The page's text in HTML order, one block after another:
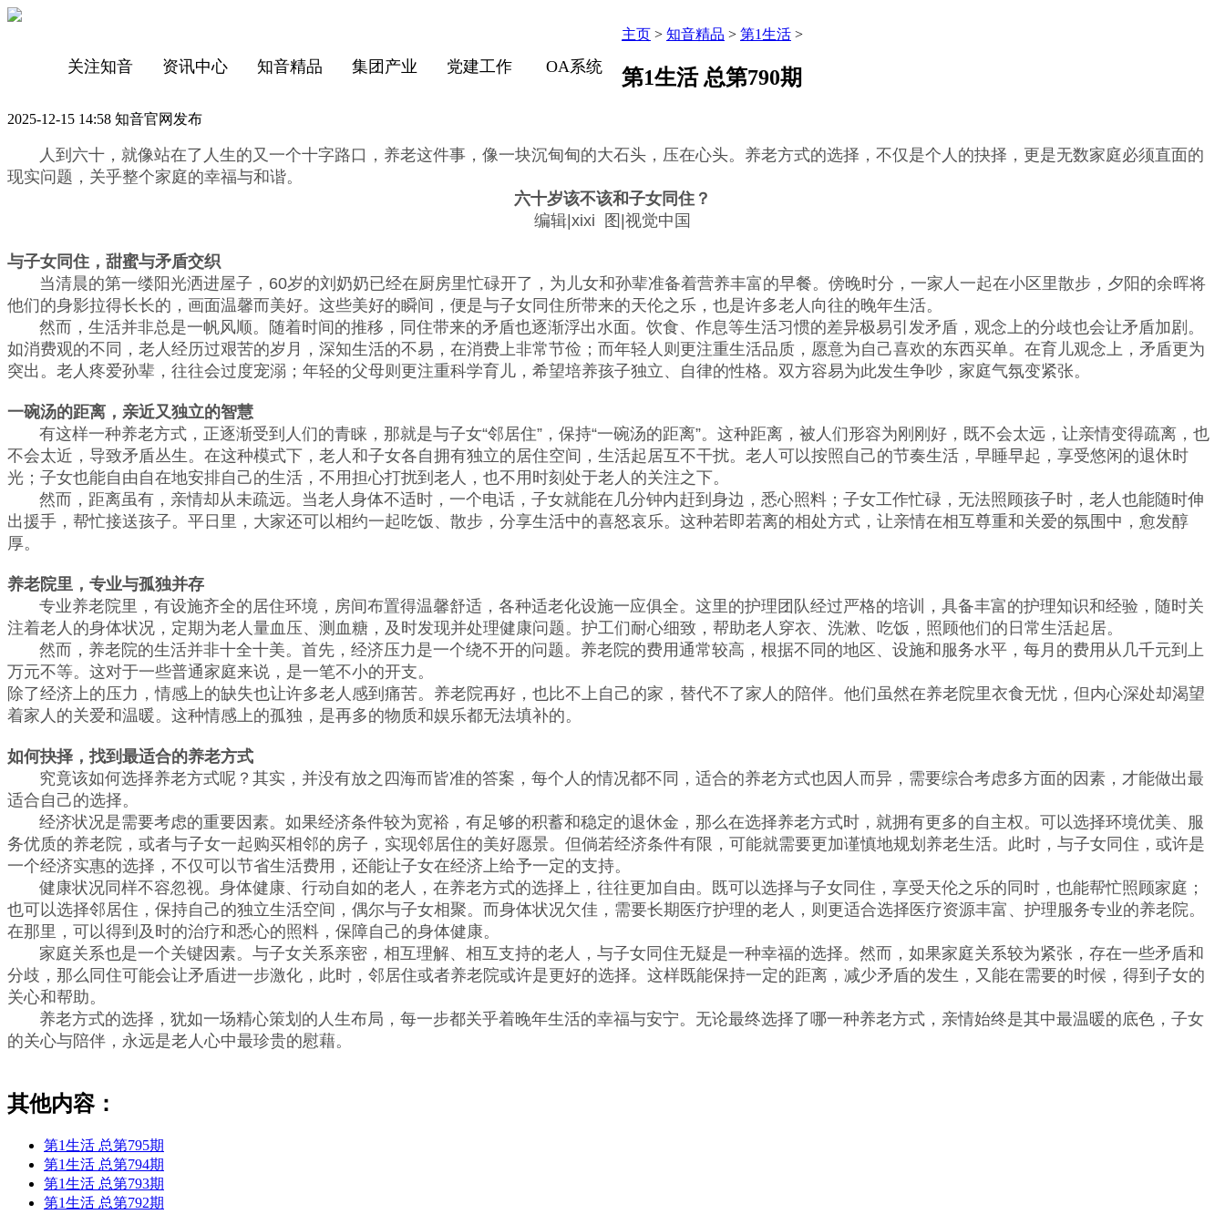
关注知音 资讯中心 知音精品 集团产业 党建工作 OA系统
主页 > 知音精品 > 第1生活 >
第1生活 总第790期
2025-12-15 14:58 知音官网发布
人到六十，就像站在了人生的又一个十字路口，养老这件事，像一块沉甸甸的大石头，压在心头。养老方式的选择，不仅是个人的抉择，更是无数家庭必须直面的
现实问题，关乎整个家庭的幸福与和谐。
六十岁该不该和子女同住？
编辑|xixi 图|视觉中国
与子女同住 ， 甜蜜与矛盾交织
当清晨的第一缕阳光洒进屋子，60岁的刘奶奶已经在厨房里忙碌开了，为儿女和孙辈准备着营养丰富的早餐。傍晚时分，一家人一起在小区里散步，夕阳的余晖将
他们的身影拉得长长的，画面温馨而美好。这些美好的瞬间，便是与子女同住所带来的天伦之乐，也是许多老人向往的晚年生活。
然而，生活并非总是一帆风顺。随着时间的推移，同住带来的矛盾也逐渐浮出水面。饮食、作息等生活习惯的差异极易引发矛盾，观念上的分歧也会让矛盾加剧。
如消费观的不同，老人经历过艰苦的岁月，深知生活的不易，在消费上非常节俭；而年轻人则更注重生活品质，愿意为自己喜欢的东西买单。在育儿观念上，矛盾更为
突出。老人疼爱孙辈，往往会过度宠溺；年轻的父母则更注重科学育儿，希望培养孩子独立、自律的性格。双方容易为此发生争吵，家庭气氛变紧张。
一碗汤的距离，亲近又独立的智慧
有这样一种养老方式，正逐渐受到人们的青睐，那就是与子女“邻居住”，保持“一碗汤的距离”。这种距离，被人们形容为刚刚好，既不会太远，让亲情变得疏离，也
不会太近，导致矛盾丛生。在这种模式下，老人和子女各自拥有独立的居住空间，生活起居互不干扰。老人可以按照自己的节奏生活，早睡早起，享受悠闲的退休时
光；子女也能自由自在地安排自己的生活，不用担心打扰到老人，也不用时刻处于老人的关注之下。
然而，距离虽有，亲情却从未疏远。当老人身体不适时，一个电话，子女就能在几分钟内赶到身边，悉心照料；子女工作忙碌，无法照顾孩子时，老人也能随时伸
出援手，帮忙接送孩子。平日里，大家还可以相约一起吃饭、散步，分享生活中的喜怒哀乐。这种若即若离的相处方式，让亲情在相互尊重和关爱的氛围中，愈发醇
厚。
养老院里， 专业与孤独并存
专业养老院里，有设施齐全的居住环境，房间布置得温馨舒适，各种适老化设施一应俱全。这里的护理团队经过严格的培训，具备丰富的护理知识和经验，随时关
注着老人的身体状况，定期为老人量血压、测血糖，及时发现并处理健康问题。护工们耐心细致，帮助老人穿衣、洗漱、吃饭，照顾他们的日常生活起居。
然而，养老院的生活并非十全十美。首先，经济压力是一个绕不开的问题。养老院的费用通常较高，根据不同的地区、设施和服务水平，每月的费用从几千元到上
万元不等。这对于一些普通家庭来说，是一笔不小的开支。
除了经济上的压力，情感上的缺失也让许多老人感到痛苦。养老院再好，也比不上自己的家，替代不了家人的陪伴。他们虽然在养老院里衣食无忧，但内心深处却渴望
着家人的关爱和温暖。这种情感上的孤独，是再多的物质和娱乐都无法填补的。
如何抉择，找到最适合的养老方式
究竟该如何选择养老方式呢？其实，并没有放之四海而皆准的答案，每个人的情况都不同，适合的养老方式也因人而异，需要综合考虑多方面的因素，才能做出最
适合自己的选择。
经济状况是需要考虑的重要因素。如果经济条件较为宽裕，有足够的积蓄和稳定的退休金，那么在选择养老方式时，就拥有更多的自主权。可以选择环境优美、服
务优质的养老院，或者与子女一起购买相邻的房子，实现邻居住的美好愿景。但倘若经济条件有限，可能就需要更加谨慎地规划养老生活。此时，与子女同住，或许是
一个经济实惠的选择，不仅可以节省生活费用，还能让子女在经济上给予一定的支持。
健康状况同样不容忽视。身体健康、行动自如的老人，在养老方式的选择上，往往更加自由。既可以选择与子女同住，享受天伦之乐的同时，也能帮忙照顾家庭；
也可以选择邻居住，保持自己的独立生活空间，偶尔与子女相聚。而身体状况欠佳，需要长期医疗护理的老人，则更适合选择医疗资源丰富、护理服务专业的养老院。
在那里，可以得到及时的治疗和悉心的照料，保障自己的身体健康。
家庭关系也是一个关键因素。与子女关系亲密，相互理解、相互支持的老人，与子女同住无疑是一种幸福的选择。然而，如果家庭关系较为紧张，存在一些矛盾和
分歧，那么同住可能会让矛盾进一步激化，此时，邻居住或者养老院或许是更好的选择。这样既能保持一定的距离，减少矛盾的发生，又能在需要的时候，得到子女的
关心和帮助。
养老方式的选择，犹如一场精心策划的人生布局，每一步都关乎着晚年生活的幸福与安宁。无论最终选择了哪一种养老方式，亲情始终是其中最温暖的底色，子女
的关心与陪伴，永远是老人心中最珍贵的慰藉。
其他内容：
第1生活 总第795期
第1生活 总第794期
第1生活 总第793期
第1生活 总第792期